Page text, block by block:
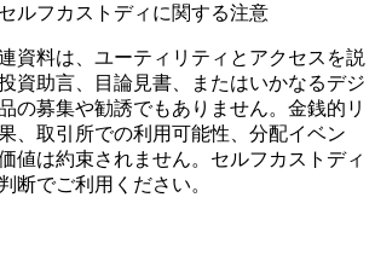
ルフカストディに関する注意
資料は、ユーティリティとアクセスを説
資助言、目論見書、またはいかなるデジ
の募集や勧誘でもありません。金銭的リ
、取引所での利用可能性、分配イベン
値は約束されません。セルフカストディ
断でご利用ください。